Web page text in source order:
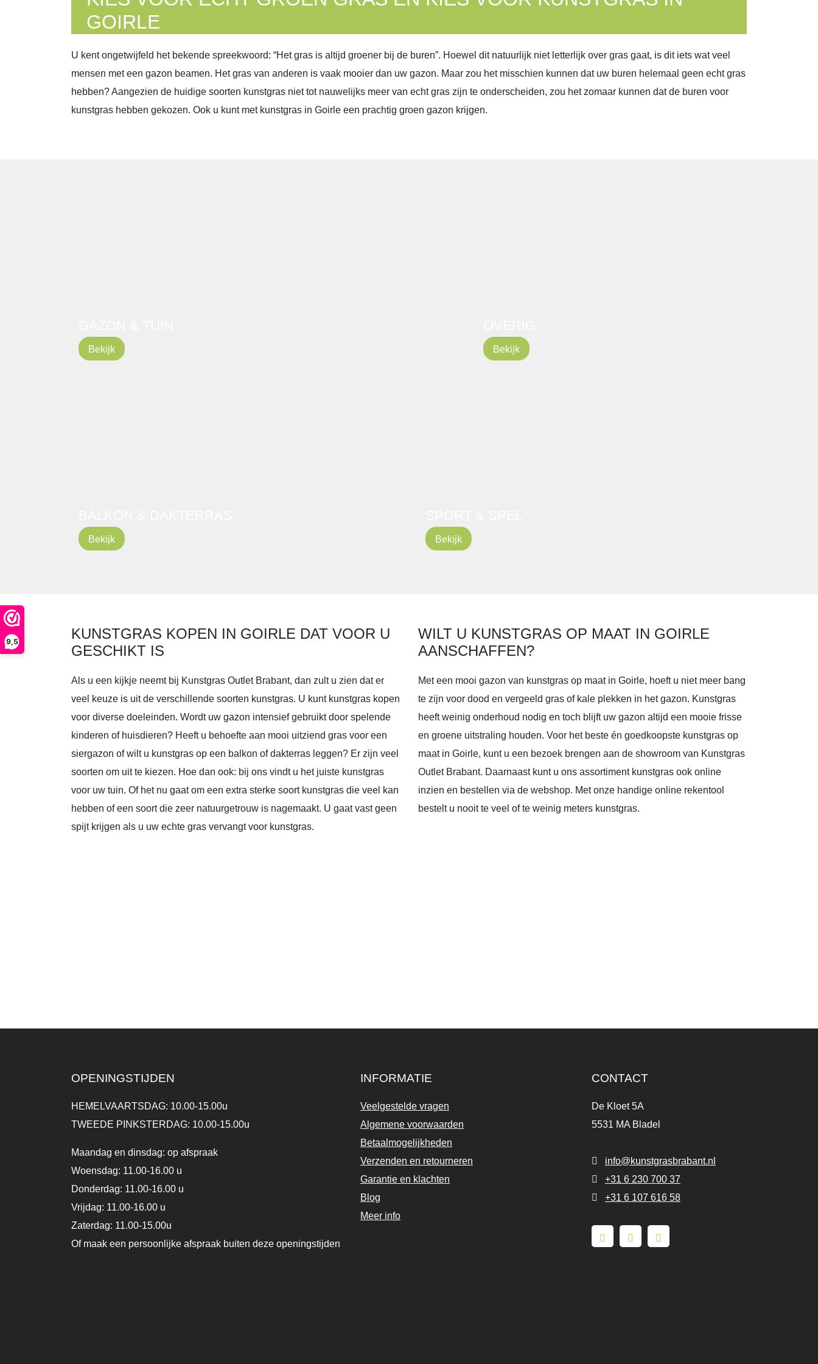
9,5
GOIRLE
U kent ongetwijfeld het bekende spreekwoord: “Het gras is altijd groener bij de buren”. Hoewel dit natuurlijk niet letterlijk over gras gaat, is dit iets wat veel
mensen met een gazon beamen. Het gras van anderen is vaak mooier dan uw gazon. Maar zou het misschien kunnen dat uw buren helemaal geen echt gras
hebben? Aangezien de huidige soorten kunstgras niet tot nauwelijks meer van echt gras zijn te onderscheiden, zou het zomaar kunnen dat de buren voor
kunstgras hebben gekozen. Ook u kunt met kunstgras in Goirle een prachtig groen gazon krijgen.
Bekijk Bekijk
Bekijk Bekijk
KUNSTGRAS KOPEN IN GOIRLE DAT VOOR U
GESCHIKT IS
Als u een kijkje neemt bij Kunstgras Outlet Brabant, dan zult u zien dat er
veel keuze is uit de verschillende soorten kunstgras. U kunt kunstgras kopen
voor diverse doeleinden. Wordt uw gazon intensief gebruikt door spelende
kinderen of huisdieren? Heeft u behoefte aan mooi uitziend gras voor een
siergazon of wilt u kunstgras op een balkon of dakterras leggen? Er zijn veel
soorten om uit te kiezen. Hoe dan ook: bij ons vindt u het juiste kunstgras
voor uw tuin. Of het nu gaat om een extra sterke soort kunstgras die veel kan
hebben of een soort die zeer natuurgetrouw is nagemaakt. U gaat vast geen
spijt krijgen als u uw echte gras vervangt voor kunstgras.
WILT U KUNSTGRAS OP MAAT IN GOIRLE
AANSCHAFFEN?
Met een mooi gazon van kunstgras op maat in Goirle, hoeft u niet meer bang
te zijn voor dood en vergeeld gras of kale plekken in het gazon. Kunstgras
heeft weinig onderhoud nodig en toch blijft uw gazon altijd een mooie frisse
en groene uitstraling houden. Voor het beste én goedkoopste kunstgras op
maat in Goirle, kunt u een bezoek brengen aan de showroom van Kunstgras
Outlet Brabant. Daarnaast kunt u ons assortiment kunstgras ook online
inzien en bestellen via de webshop. Met onze handige online rekentool
bestelt u nooit te veel of te weinig meters kunstgras.
OPENINGSTIJDEN
HEMELVAARTSDAG: 10.00-15.00u
TWEEDE PINKSTERDAG: 10.00-15.00u
Maandag en dinsdag: op afspraak
Woensdag: 11.00-16.00 u
Donderdag: 11.00-16.00 u
Vrijdag: 11.00-16.00 u
Zaterdag: 11.00-15.00u
Of maak een persoonlijke afspraak buiten deze openingstijden
INFORMATIE
Veelgestelde vragen
Algemene voorwaarden
Betaalmogelijkheden
Verzenden en retourneren
Garantie en klachten
Blog
CONTACT
De Kloet 5A
5531 MA Bladel
info@kunstgrasbrabant.nl
+31 6 230 700 37
+31 6 107 616 58